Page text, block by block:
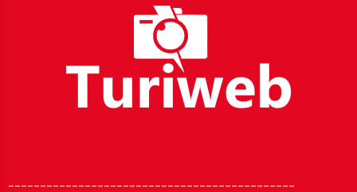
_____________________________________________